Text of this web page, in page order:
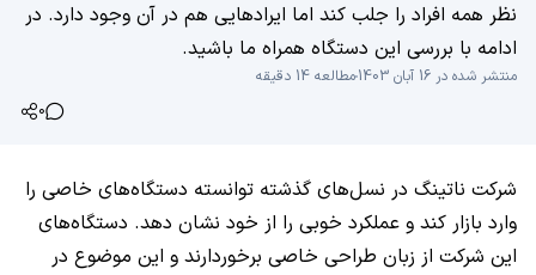
نظر همه افراد را جلب کند اما ایراد‌هایی هم در آن وجود دارد. در
ادامه با بررسی این دستگاه همراه ما باشید.
منتشر شده در 16 آبان 1403
مطالعه 14 دقیقه
0
شرکت ناتینگ در نسل‌های گذشته توانسته دستگاه‌های خاصی را
وارد بازار کند و عملکرد خوبی را از خود نشان دهد. دستگاه‌های
این شرکت از زبان طراحی خاصی برخوردارند و این موضوع در